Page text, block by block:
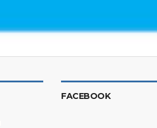
FACEBOOK